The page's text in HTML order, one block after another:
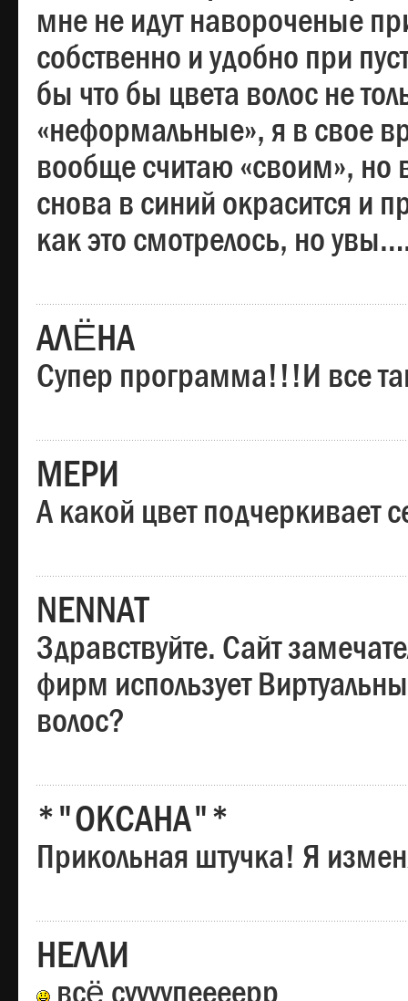
мне не идут навороченые
собственно и удобно при
бы что бы цвета волос не
«неформальные», я в свое
вообще считаю «своим», но
снова в синий окрасится и
как это смотрелось, но
АЛЁНА
Супер программа!!!И все
МЕРИ
А какой цвет подчеркивает
NENNAT
Здравствуйте. Сайт
фирм использует
волос?
*"ОКСАНА"*
Прикольная штучка! Я
НЕЛЛИ
всё суууупеееерр